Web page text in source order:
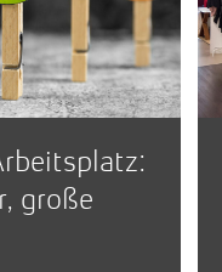
große